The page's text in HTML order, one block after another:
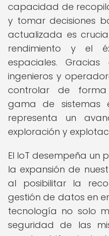
capacidad de
y tomar decisiones
actualizada es
rendimiento y el
espaciales.
ingenieros y
controlar de
gama de sistemas
representa un
exploración y
El IoT desempeña un
la expansión de
al posibilitar la
gestión de datos en
tecnología no solo
seguridad de las